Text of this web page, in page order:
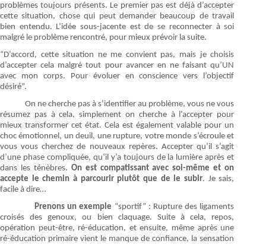
problèmes toujours présents. Le premier pas est déjà d’accepter
cette situation, chose qui peut demander beaucoup de travail
bien entendu. L’idée sous-jacente est de se reconnecter à soi
malgré le problème rencontré, pour mieux prévoir la suite.
“D’accord, cette situation ne me convient pas, mais je choisis
d’accepter cela malgré tout pour avancer en ne faisant qu’UN
avec mon corps. Pour évoluer en conscience vers l’objectif
désiré”.
On ne cherche pas à s’identifier au problème, vous ne vous
résumez pas à cela, simplement on cherche à l’accepter pour
mieux transformer cet état. Cela est également valable pour un
choc émotionnel, un deuil, une rupture, votre monde s’écroule et
vous vous cherchez de nouveaux repères. Accepter qu’il s’agit
d’une phase compliquée, qu’il y’a toujours de la lumière après et
dans les ténèbres. On est compatissant avec soi-même et on
accepte le chemin à parcourir plutôt que de le subir. Je sais,
facile à dire…
Prenons un exemple “sportif” : Rupture des ligaments
croisés des genoux, ou bien claquage. Suite à cela, repos,
opération peut-être, ré-éducation, et ensuite, même après une
ré-éducation primaire vient le manque de confiance, la sensation